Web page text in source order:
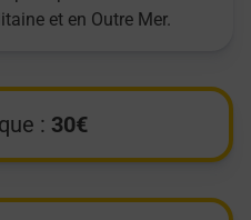
et en Outre Mer.
: 30€